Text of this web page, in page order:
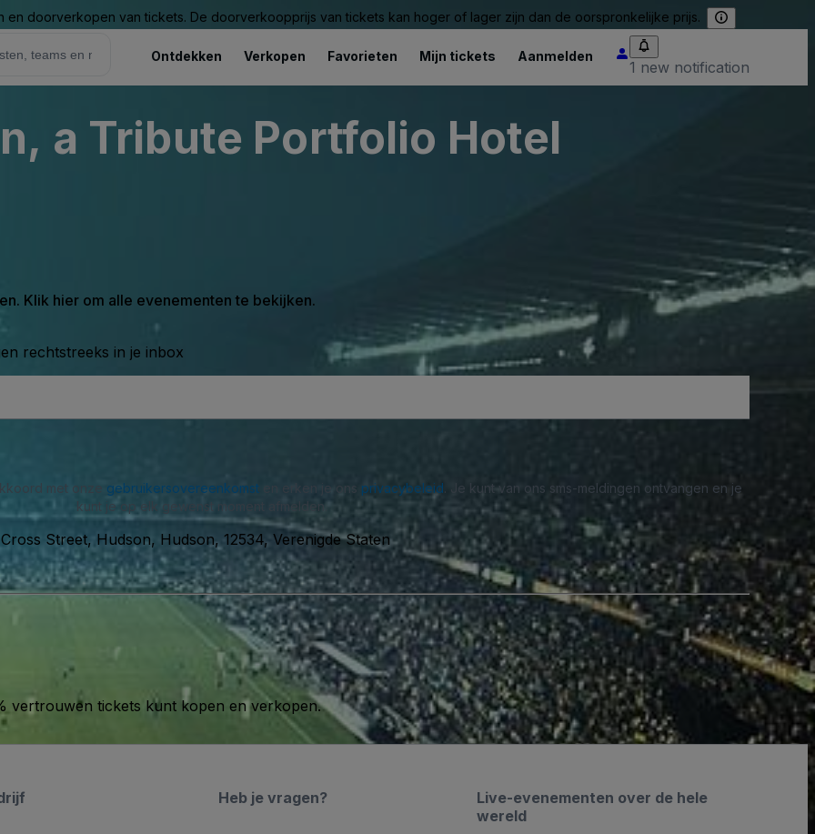
doorverkopen van tickets. De doorverkoopprijs van tickets kan hoger of lager zijn dan de oorspronkelijke prijs.
Ontdekken Verkopen Favorieten Mijn tickets Aanmelden
1 new notification
a Tribute Portfolio Hotel
Klik hier om alle evenementen te bekijken.
rechtstreeks in je inbox
met onze gebruikersovereenkomst en erken je ons privacybeleid
. Je kunt van ons sms-meldingen ontvangen en je
kunt je op elk gewenst moment afmelden.
Street, Hudson, Hudson, 12534, Verenigde Staten
vertrouwen tickets kunt kopen en verkopen.
Live-evenementen over de hele
wereld
Heb je vragen?